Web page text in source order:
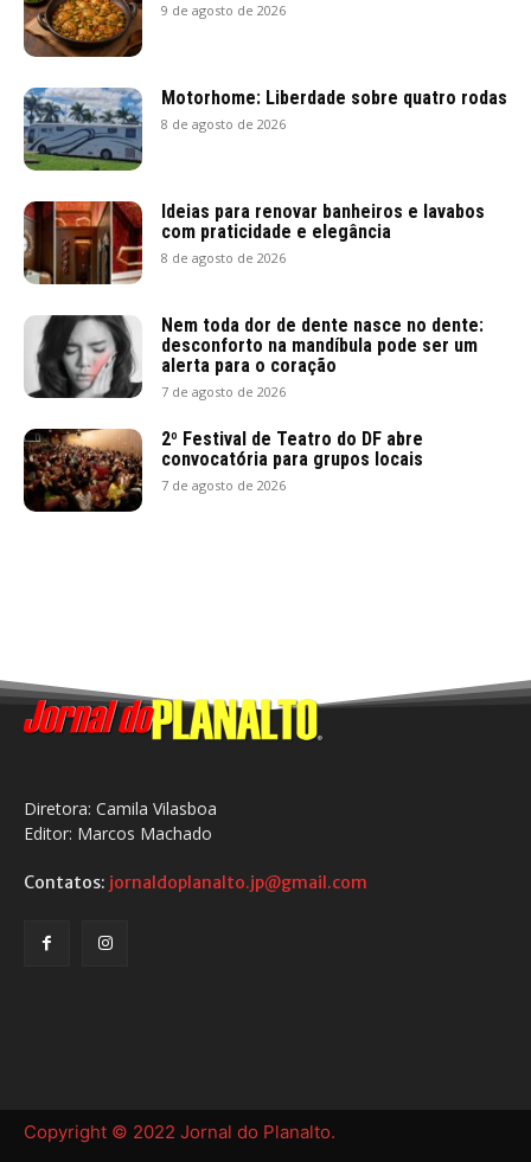
9 de agosto de 2026
Motorhome: Liberdade sobre quatro rodas
8 de agosto de 2026
Ideias para renovar banheiros e lavabos
com praticidade e elegância
8 de agosto de 2026
Nem toda dor de dente nasce no dente:
desconforto na mandíbula pode ser um
alerta para o coração
7 de agosto de 2026
2º Festival de Teatro do DF abre
convocatória para grupos locais
7 de agosto de 2026
Diretora: Camila Vilasboa
Editor: Marcos Machado
Contatos: jornaldoplanalto.jp@gmail.com
Copyright © 2022 Jornal do Planalto.